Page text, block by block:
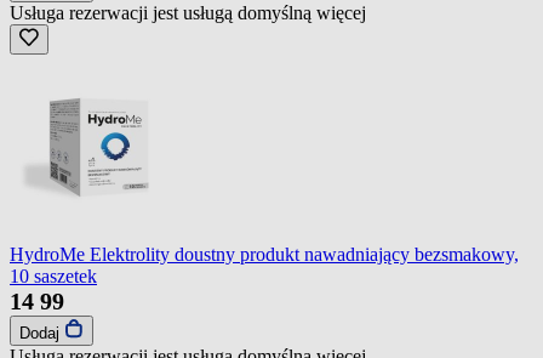
Usługa rezerwacji jest usługą domyślną więcej
HydroMe Elektrolity doustny produkt nawadniający bezsmakowy,
10 saszetek
14 99
Dodaj